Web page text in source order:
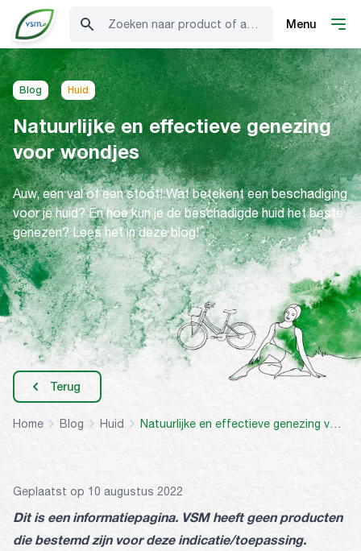
Zoeken naar product of advies Menu
Blog Huid
Natuurlijke en effectieve genezing
voor wondjes
Auw, een val of een stoot! Wat betekent een beschadiging
voor je huid? En hoe kun je de beschadigde huid het beste
genezen? Lees het in deze blog!
Terug
Home Blog Huid Natuurlijke en effectieve genezing voor wondjes
Geplaatst op 10 augustus 2022
Dit is een informatiepagina. VSM heeft geen producten
die bestemd zijn voor deze indicatie/toepassing.